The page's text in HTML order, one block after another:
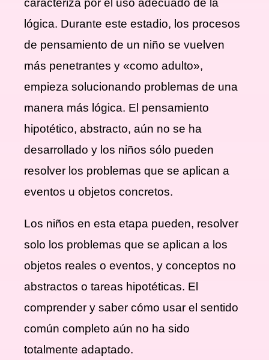
lógica. Durante este estadio, los procesos
de pensamiento de un niño se vuelven
más penetrantes y «como adulto»,
empieza solucionando problemas de una
manera más lógica. El pensamiento
hipotético, abstracto, aún no se ha
desarrollado y los niños sólo pueden
resolver los problemas que se aplican a
eventos u objetos concretos.
Los niños en esta etapa pueden, resolver
solo los problemas que se aplican a los
objetos reales o eventos, y conceptos no
abstractos o tareas hipotéticas. El
comprender y saber cómo usar el sentido
común completo aún no ha sido
totalmente adaptado.